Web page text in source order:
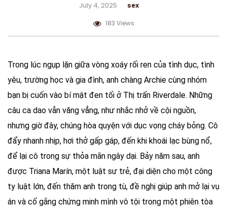
July 4, 2025 sex
183 Views
Trong lúc ngụp lặn giữa vòng xoáy rối ren của tình dục, tình
yêu, trường học và gia đình, anh chàng Archie cùng nhóm
bạn bị cuốn vào bí mật đen tối ở Thị trấn Riverdale. Những
câu ca dao vẫn văng vẳng, như nhắc nhở về cội nguồn,
nhưng giờ đây, chúng hòa quyện với dục vọng cháy bỏng. Cô
đẩy nhanh nhịp, hơi thở gấp gáp, đến khi khoái lạc bùng nổ,
để lại cô trong sự thỏa mãn ngây dại. Bảy năm sau, anh
được Triana Marín, một luật sư trẻ, đại diện cho một công
ty luật lớn, đến thăm anh trong tù, đề nghị giúp anh mở lại vụ
án và cố gắng chứng minh mình vô tội trong một phiên tòa